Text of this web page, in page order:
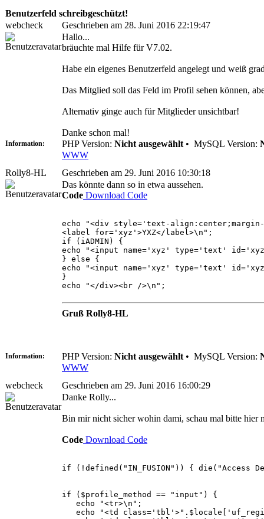
Benutzerfeld schreibgeschützt!
webcheck
Geschrieben am 28. Juni 2016 22:19:47
Hallo...
bräuchte mal Hilfe für V7.02.
Habe ein eigenes Benutzerfeld angelegt und weiß
Das Mitglied soll das Feld im Profil sehen können,
Alternativ ginge auch für Mitglieder unsichtbar!
Danke schon mal!
Information: PHP Version: Nicht ausgewählt • MySQL Version:
WWW
Rolly8-HL
Geschrieben am 29. Juni 2016 10:30:18
Das könnte dann so in etwa aussehen.
Code Download Code
echo "<div style='text-
<label for='xyz'>YXZ</label>\n";
if (iADMIN) {
echo "<input name='xyz' type='text'
} else {
echo "<input name='xyz' type='text'
}
echo "</div><br />\n";
Gruß Rolly8-HL
Information: PHP Version: Nicht ausgewählt • MySQL Version:
WWW
webcheck
Geschrieben am 29. Juni 2016 16:00:29
Danke Rolly...
Bin mir nicht sicher wohin dami, schau mal bitte hier
Code Download Code
if (!defined("IN_FUSION")) { die("Access
if ($profile_method == "input") {
echo "<tr>\n";
echo "<td